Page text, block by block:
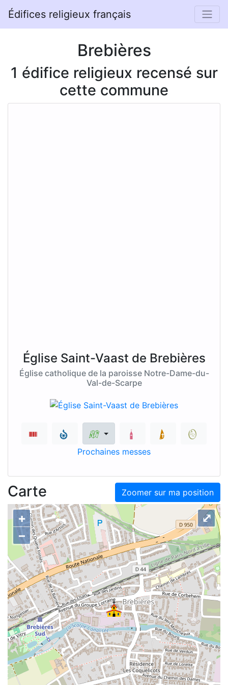
Édifices religieux français
Brebières
1 édifice religieux recensé sur
cette commune
Église Saint-Vaast de Brebières
Église catholique de la paroisse Notre-Dame-du-
Val-de-Scarpe
Prochaines messes
Zoomer sur ma position
Carte
+
–
⤢